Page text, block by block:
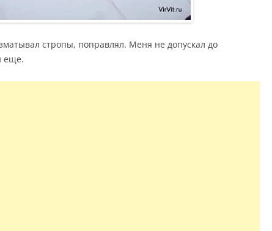
стропы, поправлял. Меня не допускал до
еще.